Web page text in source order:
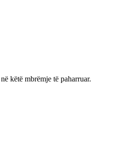
këtë mbrëmje të paharruar.